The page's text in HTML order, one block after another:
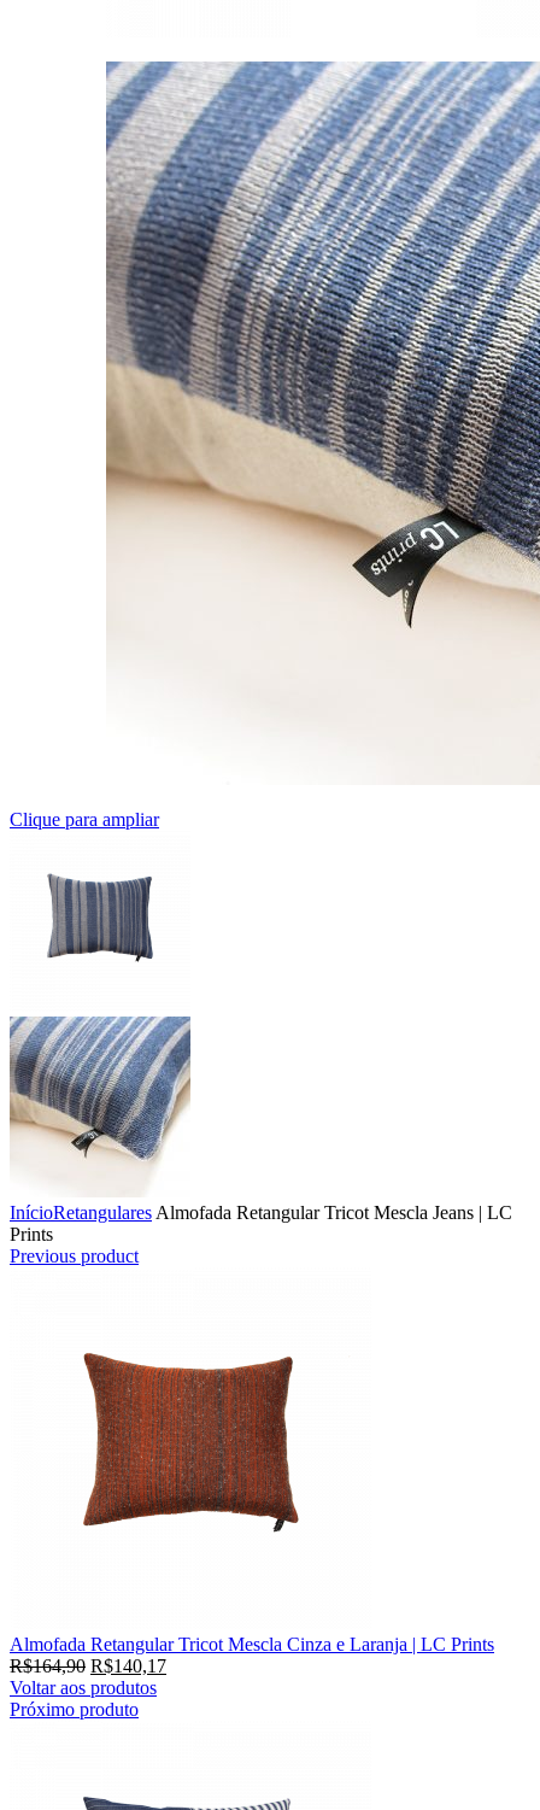
Clique para ampliar
InícioRetangulares Almofada Retangular Tricot Mescla Jeans | LC
Prints
Previous product
Almofada Retangular Tricot Mescla Cinza e Laranja | LC Prints
R$164,90 R$140,17
Voltar aos produtos
Próximo produto